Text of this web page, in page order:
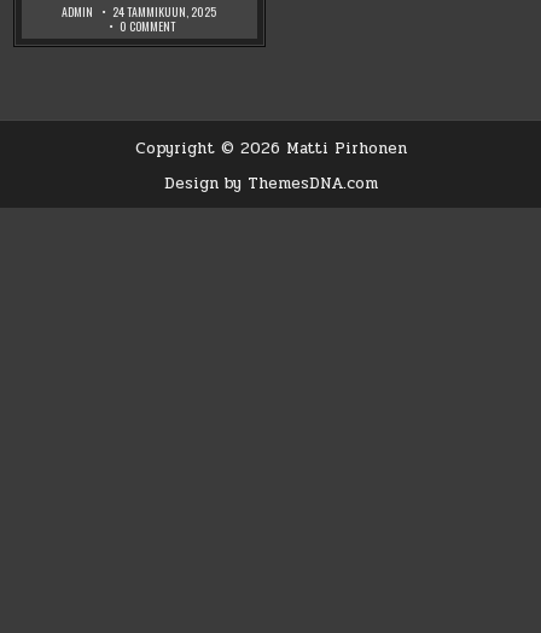
ADMIN
24 TAMMIKUUN, 2025
0 COMMENTON
JÄÄKAUDELLA
SUOMALAISTEN
JA
ESI-
ISÄT
Copyright © 2026 Matti Pirhonen
Design by ThemesDNA.com